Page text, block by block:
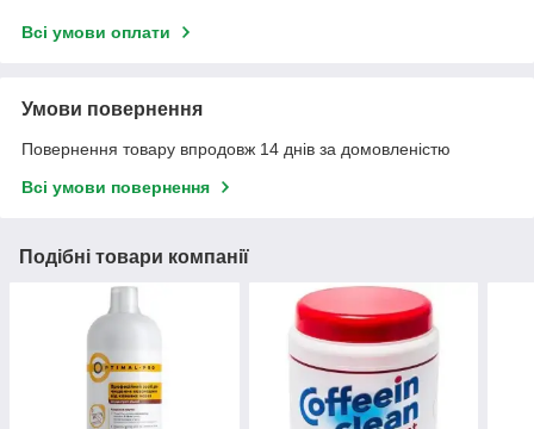
Всі умови оплати
Умови повернення
Повернення товару впродовж 14 днів за домовленістю
Всі умови повернення
Подібні товари компанії